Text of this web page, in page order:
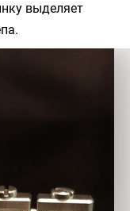
выделяет